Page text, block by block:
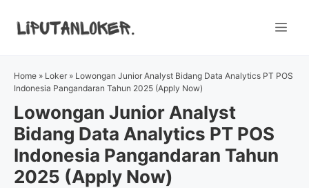
Home » Loker » Lowongan Junior Analyst Bidang Data Analytics PT POS
Indonesia Pangandaran Tahun 2025 (Apply Now)
Lowongan Junior Analyst
Bidang Data Analytics PT POS
Indonesia Pangandaran Tahun
2025 (Apply Now)